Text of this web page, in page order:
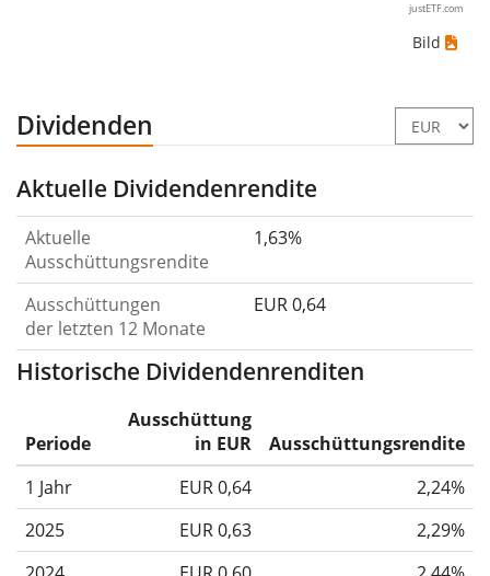
justETF.com
Bild
Dividenden
Aktuelle Dividendenrendite
Aktuelle
Ausschüttungsrendite
1,63%
Ausschüttungen
der letzten 12 Monate
EUR 0,64
Historische Dividendenrenditen
Periode
Ausschüttung
in EUR
Ausschüttungsrendite
1 Jahr
EUR 0,64
2,24%
2025
EUR 0,63
2,29%